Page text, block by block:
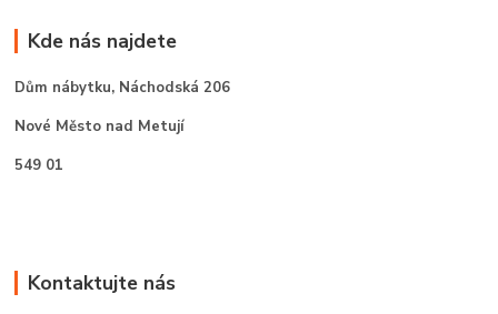
Kde nás najdete
Dům nábytku, Náchodská 206
Nové Město nad Metují
549 01
Kontaktujte nás